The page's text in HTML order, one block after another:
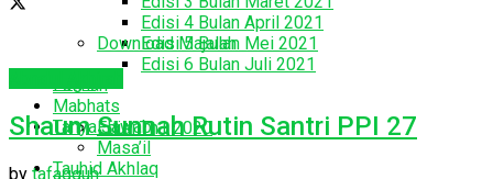
Edisi 4 Bulan April 2021
Edisi 5 Bulan Mei 2021
Edisi 6 Bulan Juli 2021
Fatihah
Mabhats
Tanya Jawab
Masa’il
Tauhid Akhlaq
Download Majalah
Edisi Th1 2020
Shaum Sunnah Rutin Santri PPI 27
by tafaqquh